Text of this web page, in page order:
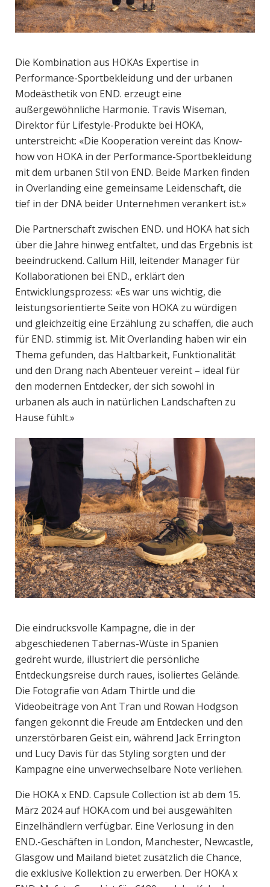
Die Kombination aus HOKAs Expertise in
Performance-Sportbekleidung und der urbanen
Modeästhetik von END. erzeugt eine
außergewöhnliche Harmonie. Travis Wiseman,
Direktor für Lifestyle-Produkte bei HOKA,
unterstreicht: «Die Kooperation vereint das Know-
how von HOKA in der Performance-Sportbekleidung
mit dem urbanen Stil von END. Beide Marken finden
in Overlanding eine gemeinsame Leidenschaft, die
tief in der DNA beider Unternehmen verankert ist.»
Die Partnerschaft zwischen END. und HOKA hat sich
über die Jahre hinweg entfaltet, und das Ergebnis ist
beeindruckend. Callum Hill, leitender Manager für
Kollaborationen bei END., erklärt den
Entwicklungsprozess: «Es war uns wichtig, die
leistungsorientierte Seite von HOKA zu würdigen
und gleichzeitig eine Erzählung zu schaffen, die auch
für END. stimmig ist. Mit Overlanding haben wir ein
Thema gefunden, das Haltbarkeit, Funktionalität
und den Drang nach Abenteuer vereint – ideal für
den modernen Entdecker, der sich sowohl in
urbanen als auch in natürlichen Landschaften zu
Hause fühlt.»
Die eindrucksvolle Kampagne, die in der
abgeschiedenen Tabernas-Wüste in Spanien
gedreht wurde, illustriert die persönliche
Entdeckungsreise durch raues, isoliertes Gelände.
Die Fotografie von Adam Thirtle und die
Videobeiträge von Ant Tran und Rowan Hodgson
fangen gekonnt die Freude am Entdecken und den
unzerstörbaren Geist ein, während Jack Errington
und Lucy Davis für das Styling sorgten und der
Kampagne eine unverwechselbare Note verliehen.
Die HOKA x END. Capsule Collection ist ab dem 15.
März 2024 auf HOKA.com und bei ausgewählten
Einzelhändlern verfügbar. Eine Verlosung in den
END.-Geschäften in London, Manchester, Newcastle,
Glasgow und Mailand bietet zusätzlich die Chance,
die exklusive Kollektion zu erwerben. Der HOKA x